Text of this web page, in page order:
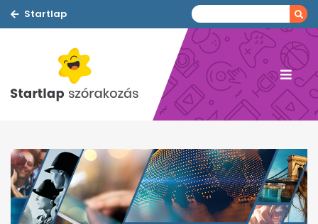
Startlap